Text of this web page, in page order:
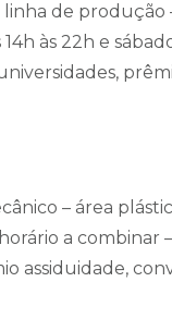
de produção
às 22h e
– área
a
assiduidade,